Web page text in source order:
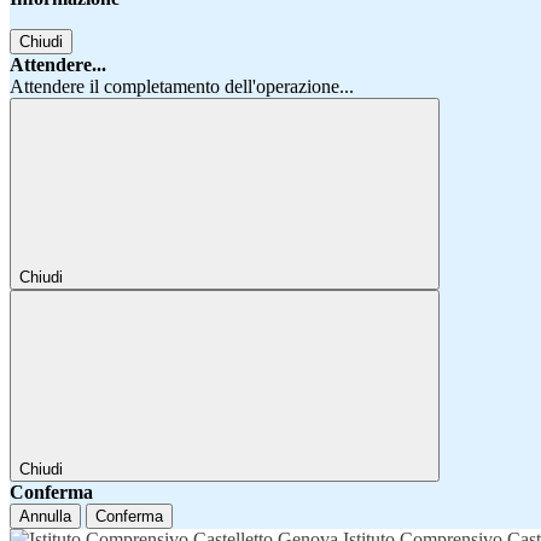
Chiudi
Attendere...
Attendere il completamento dell'operazione...
Chiudi
Chiudi
Conferma
Annulla Conferma